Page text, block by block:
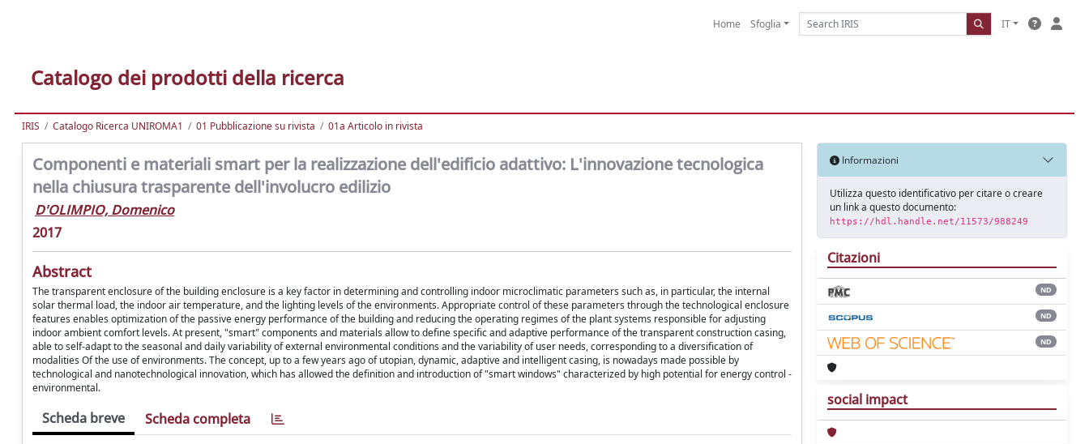
Home Sfoglia IT
Catalogo dei prodotti della ricerca
IRIS Catalogo Ricerca UNIROMA1 01 Pubblicazione su rivista 01a Articolo in rivista
Componenti e materiali smart per la realizzazione dell'edificio adattivo: L'innovazione tecnologica
nella chiusura trasparente dell'involucro edilizio
D'OLIMPIO, Domenico
2017
Abstract
The transparent enclosure of the building enclosure is a key factor in determining and controlling indoor microclimatic parameters such as, in particular, the internal
solar thermal load, the indoor air temperature, and the lighting levels of the environments. Appropriate control of these parameters through the technological enclosure
features enables optimization of the passive energy performance of the building and reducing the operating regimes of the plant systems responsible for adjusting
indoor ambient comfort levels. At present, "smart" components and materials allow to define specific and adaptive performance of the transparent construction casing,
able to self-adapt to the seasonal and daily variability of external environmental conditions and the variability of user needs, corresponding to a diversification of
modalities Of the use of environments. The concept, up to a few years ago of utopian, dynamic, adaptive and intelligent casing, is nowadays made possible by
technological and nanotechnological innovation, which has allowed the definition and introduction of "smart windows" characterized by high potential for energy control -
environmental.
Scheda breve Scheda completa
Informazioni
Utilizza questo identificativo per citare o creare
un link a questo documento:
https://hdl.handle.net/11573/988249
Citazioni
ND
ND
ND
social impact